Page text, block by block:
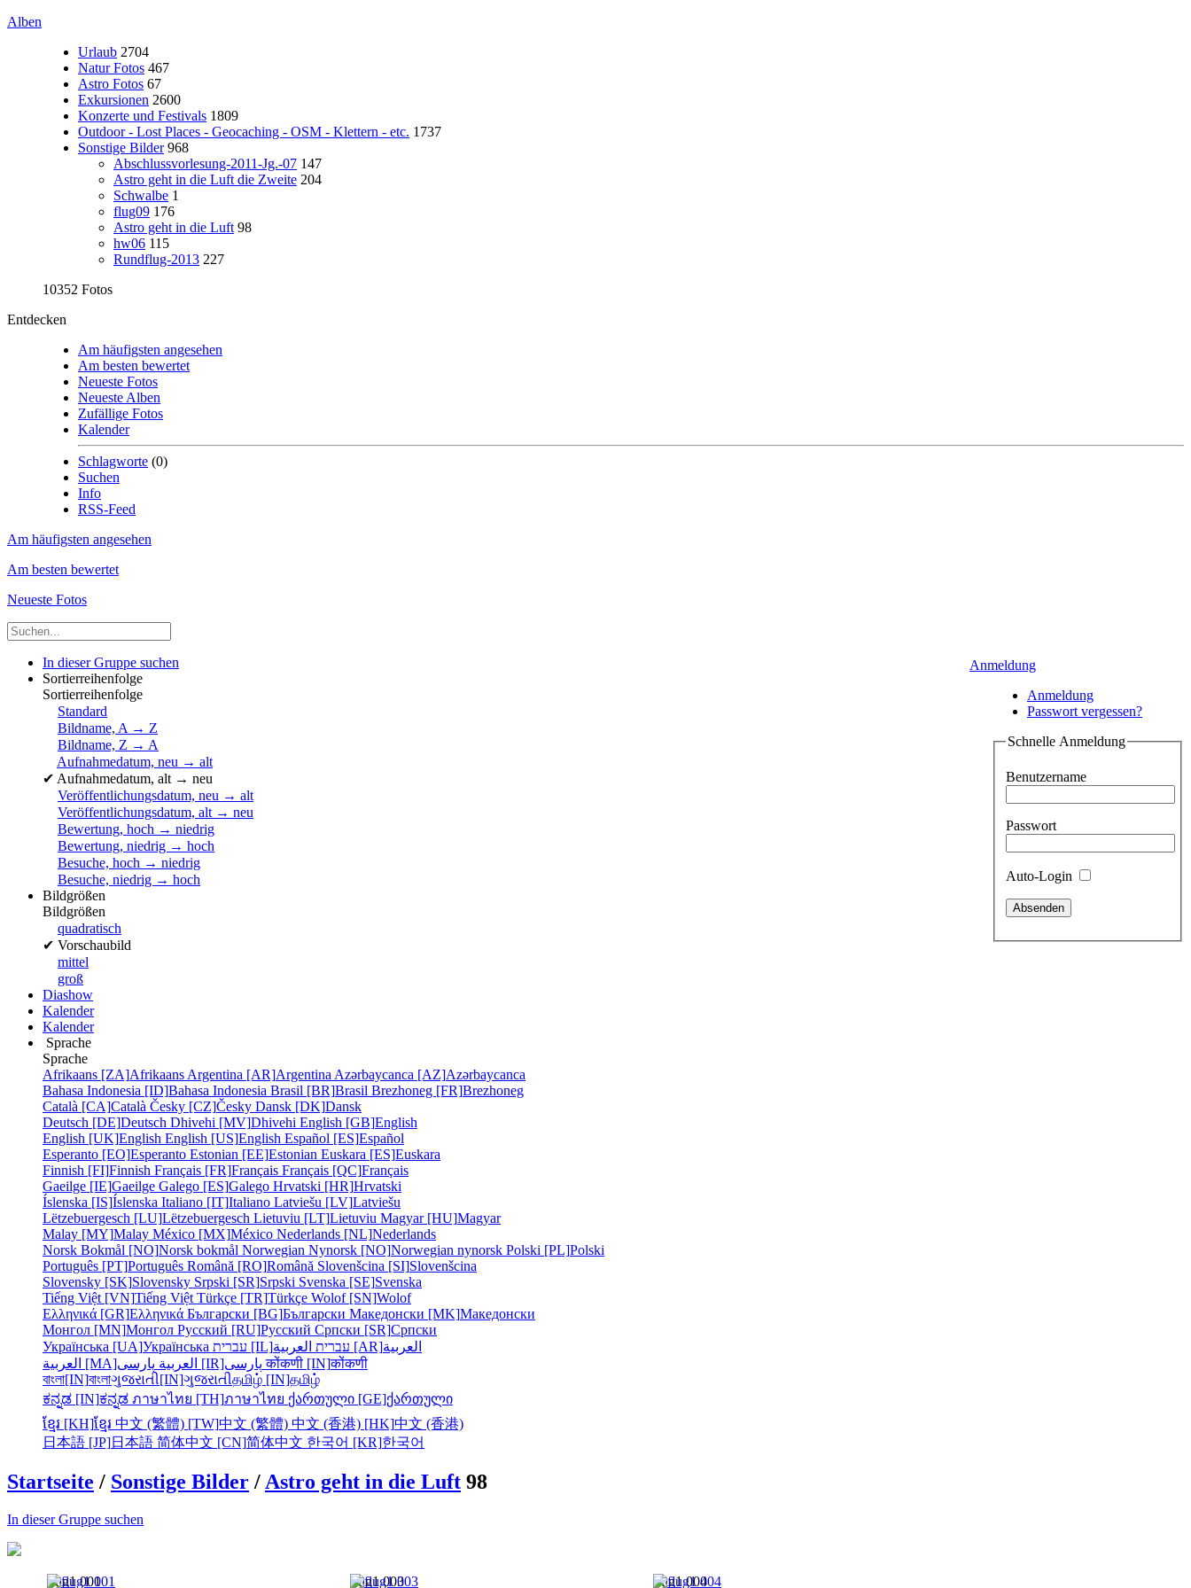
Alben
Urlaub 2704
Natur Fotos 467
Astro Fotos 67
Exkursionen 2600
Konzerte und Festivals 1809
Outdoor - Lost Places - Geocaching - OSM - Klettern - etc. 1737
Sonstige Bilder 968
Abschlussvorlesung-2011-Jg.-07 147
Astro geht in die Luft die Zweite 204
Schwalbe 1
flug09 176
Astro geht in die Luft 98
hw06 115
Rundflug-2013 227
10352 Fotos
Entdecken
Am häufigsten angesehen
Am besten bewertet
Neueste Fotos
Neueste Alben
Zufällige Fotos
Kalender
Schlagworte (0)
Suchen
Info
RSS-Feed
Am häufigsten angesehen
Am besten bewertet
Neueste Fotos
Anmeldung
Anmeldung
Passwort vergessen?
Schnelle Anmeldung
Benutzername
Passwort
Auto-Login
In dieser Gruppe suchen
Sortierreihenfolge
Sortierreihenfolge
Standard
Bildname, A → Z
Bildname, Z → A
Aufnahmedatum, neu → alt
✔ Aufnahmedatum, alt → neu
Veröffentlichungsdatum, neu → alt
Veröffentlichungsdatum, alt → neu
Bewertung, hoch → niedrig
Bewertung, niedrig → hoch
Besuche, hoch → niedrig
Besuche, niedrig → hoch
Bildgrößen
Bildgrößen
quadratisch
✔ Vorschaubild
mittel
groß
Diashow
Kalender
Kalender
Sprache
Sprache
Afrikaans [ZA]Afrikaans Argentina [AR]Argentina Azərbaycanca [AZ]Azərbaycanca
Bahasa Indonesia [ID]Bahasa Indonesia Brasil [BR]Brasil Brezhoneg [FR]Brezhoneg
Català [CA]Català Česky [CZ]Česky Dansk [DK]Dansk
Deutsch [DE]Deutsch Dhivehi [MV]Dhivehi English [GB]English
English [UK]English English [US]English Español [ES]Español
Esperanto [EO]Esperanto Estonian [EE]Estonian Euskara [ES]Euskara
Finnish [FI]Finnish Français [FR]Français Français [QC]Français
Gaeilge [IE]Gaeilge Galego [ES]Galego Hrvatski [HR]Hrvatski
Íslenska [IS]Íslenska Italiano [IT]Italiano Latviešu [LV]Latviešu
Lëtzebuergesch [LU]Lëtzebuergesch Lietuviu [LT]Lietuviu Magyar [HU]Magyar
Malay [MY]Malay México [MX]México Nederlands [NL]Nederlands
Norsk Bokmål [NO]Norsk bokmål Norwegian Nynorsk [NO]Norwegian nynorsk Polski [PL]Polski
Português [PT]Português Română [RO]Română Slovenšcina [SI]Slovenšcina
Slovensky [SK]Slovensky Srpski [SR]Srpski Svenska [SE]Svenska
Tiếng Việt [VN]Tiếng Việt Türkçe [TR]Türkçe Wolof [SN]Wolof
Ελληνικά [GR]Ελληνικά Български [BG]Български Македонски [MK]Македонски
Монгол [MN]Монгол Русский [RU]Русский Српски [SR]Српски
Українська [UA]Українська עברית [IL] עברית العربية [AR]العربية
العربية [MA]
العربية پارسی [IR] پارسیकोंकणी [IN]कोंकणी
বাংলা[IN]বাংলাગુજરાતી[IN]ગુજરાતીதமிழ் [IN]தமிழ்
ಕನ್ನಡ [IN]ಕನ್ನಡ ภาษาไทย [TH]ภาษาไทย ქართული [GE]ქართული
ខ្មែរ [KH]ខ្មែរ 中文 (繁體) [TW]中文 (繁體) 中文 (香港) [HK]中文 (香港)
日本語 [JP]日本語 简体中文 [CN]简体中文 한국어 [KR]한국어
Startseite / Sonstige Bilder / Astro geht in die Luft 98
In dieser Gruppe suchen
flug1 001 flug1 003 flug1 004